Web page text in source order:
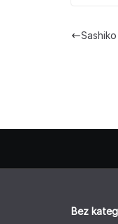
Bez